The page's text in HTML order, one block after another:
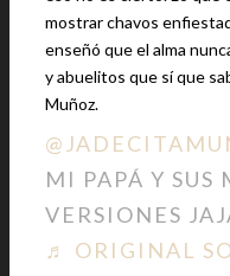
mostrar chavos
enseñó que el alma
y abuelitos que sí que
Muñoz.
MI PAPÁ Y SUS
VERSIONES
♬ ORIGINAL